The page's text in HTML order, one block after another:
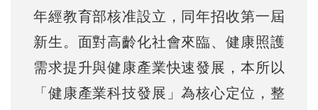
年經教育部核准設立，同年招收第一屆
新生。面對高齡化社會來臨、健康照護
需求提升與健康產業快速發展，本所以
「健康產業科技發展」為核心定位，整